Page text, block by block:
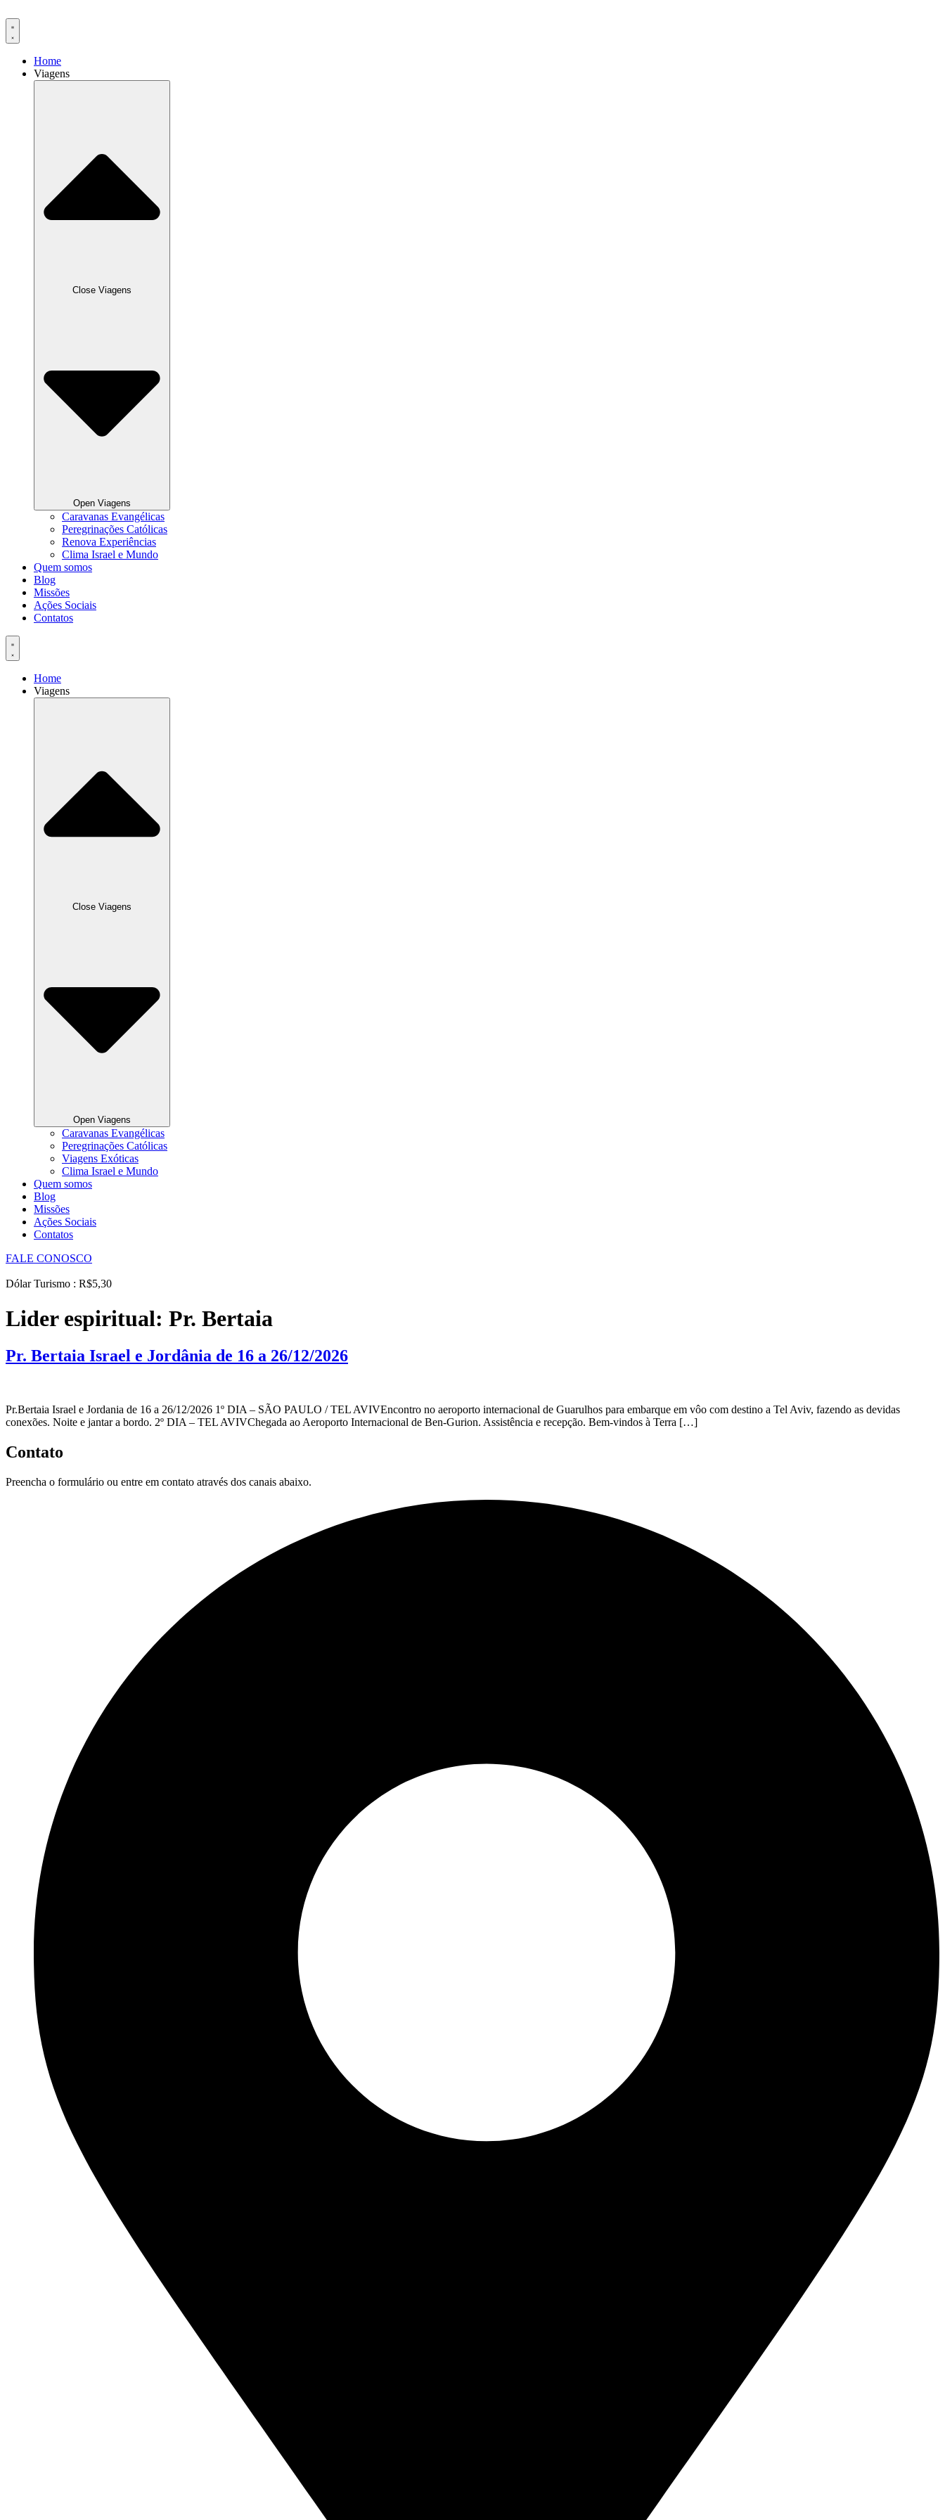
para
Home
Viagens
Close Viagens
Open Viagens
Caravanas Evangélicas
Peregrinações Católicas
Renova Experiências
Clima Israel e Mundo
Quem somos
Blog
Missões
Ações Sociais
Contatos
Home
Viagens
Close Viagens
Open Viagens
Caravanas Evangélicas
Peregrinações Católicas
Viagens Exóticas
Clima Israel e Mundo
Quem somos
Blog
Missões
Ações Sociais
Contatos
FALE CONOSCO
Dólar Turismo : R$5,30
Lider espiritual: Pr. Bertaia
Pr. Bertaia Israel e Jordânia de 16 a 26/12/2026
Pr.Bertaia Israel e Jordania de 16 a 26/12/2026 1º DIA – SÃO PAULO / TEL AVIVEncontro no aeroporto internacional de Guarulhos para embarque em vôo com destino a Tel Aviv, fazendo as devidas
conexões. Noite e jantar a bordo. 2º DIA – TEL AVIVChegada ao Aeroporto Internacional de Ben-Gurion. Assistência e recepção. Bem-vindos à Terra […]
Contato
Preencha o formulário ou entre em contato através dos canais abaixo.